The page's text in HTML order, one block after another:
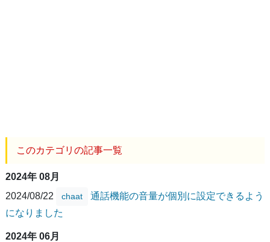
このカテゴリの記事一覧
2024年 08月
2024/08/22
chaat
通話機能の音量が個別に設定できるよう
になりました
2024年 06月